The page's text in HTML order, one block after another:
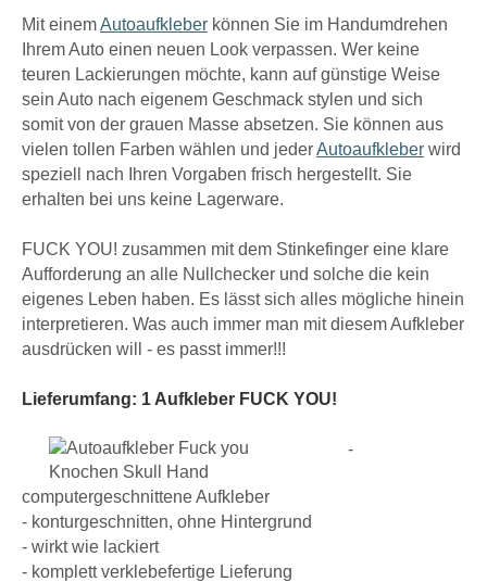
Mit einemAutoaufkleber können Sie im Handumdrehen
Ihrem Auto einen neuen Look verpassen. Wer keine
teuren Lackierungen möchte, kann auf günstige Weise
sein Auto nach eigenem Geschmack stylen und sich
somit von der grauen Masse absetzen. Sie können aus
vielen tollen Farben wählen und jederAutoaufkleber wird
speziell nach Ihren Vorgaben frisch hergestellt. Sie
erhalten bei uns keine Lagerware.
FUCK YOU! zusammen mit dem Stinkefinger eine klare
Aufforderung an alle Nullchecker und solche die kein
eigenes Leben haben. Es lässt sich alles mögliche hinein
interpretieren. Was auch immer man mit diesem Aufkleber
ausdrücken will - es passt immer!!!
Lieferumfang: 1 Aufkleber FUCK YOU!
-
computergeschnittene Aufkleber
- konturgeschnitten, ohne Hintergrund
- wirkt wie lackiert
- komplett verklebefertige Lieferung